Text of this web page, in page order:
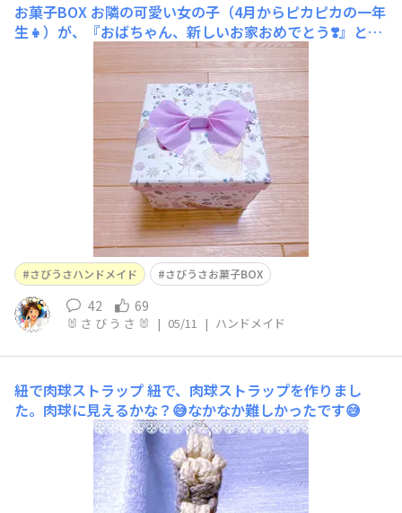
お菓子BOX お隣の可愛い女の子（4月からピカピカの一年
生👧）が、『おばちゃん、新しいお家おめでとう❣️』と、
可愛いチューリップの折り紙の花束💐をくれました🌷貰っ
た折り紙のチューリップ🌷なので、私からお礼に、お菓子
BOXを渡そうと作りました🎁蓋を開けると、側面が倒れて
お菓子が❣️そしてまた真ん中に小さな箱が❣️そ
さびうさハンドメイド さびうさお菓子BOX
42 69
🐰 さ び う さ 🐰 | 05/11 | ハンドメイド
紐で肉球ストラップ紐で、肉球ストラップを作りまし
た。肉球に見えるかな？😅なかなか難しかったです😅